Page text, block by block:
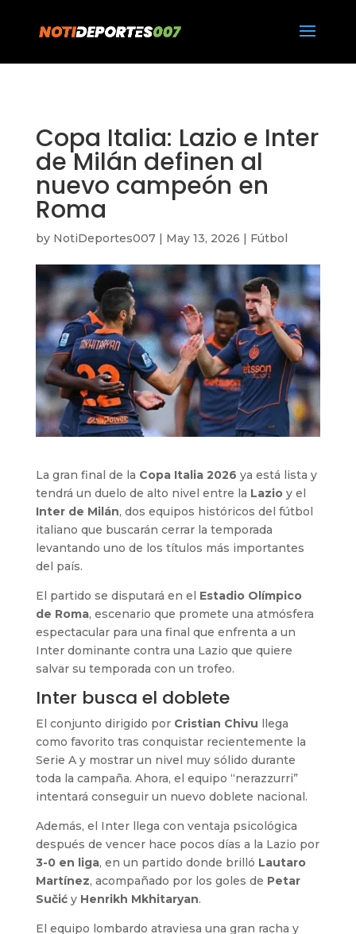
Copa Italia: Lazio e Inter
de Milán definen al
nuevo campeón en
Roma
by NotiDeportes007| May 13, 2026 | Fútbol
La gran final de la Copa Italia 2026 ya está lista y
tendrá un duelo de alto nivel entre la Lazioy el
Inter de Milán, dos equipos históricos del fútbol
italiano que buscarán cerrar la temporada
levantando uno de los títulos más importantes
del país.
El partido se disputará en el Estadio Olímpico
de Roma, escenario que promete una atmósfera
espectacular para una final que enfrenta a un
Inter dominante contra una Lazio que quiere
salvar su temporada con un trofeo.
Inter busca el doblete
El conjunto dirigido por Cristian Chivu llega
como favorito tras conquistar recientemente la
Serie A y mostrar un nivel muy sólido durante
toda la campaña. Ahora, el equipo “nerazzurri”
intentará conseguir un nuevo doblete nacional.
Además, el Inter llega con ventaja psicológica
después de vencer hace pocos días a la Lazio por
3-0 en liga, en un partido donde brilló Lautaro
Martínez, acompañado por los goles de Petar
Sučićy Henrikh Mkhitaryan.
El equipo lombardo atraviesa una gran racha y